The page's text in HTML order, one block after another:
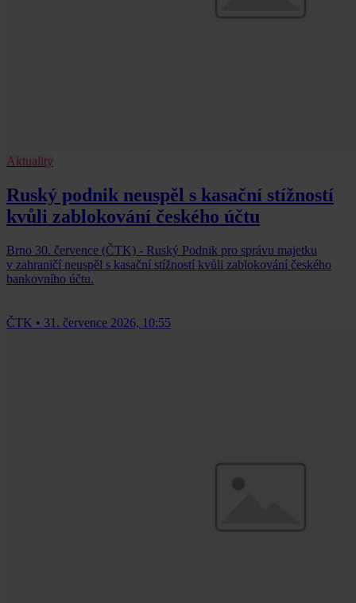
Aktuality
Ruský podnik neuspěl s kasační stížností
kvůli zablokování českého účtu
Brno 30. července (ČTK) - Ruský Podnik pro správu majetku
v zahraničí neuspěl s kasační stížností kvůli zablokování českého
bankovního účtu.
ČTK • 31. července 2026, 10:55